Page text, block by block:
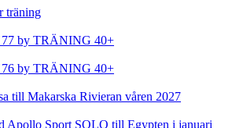
träning
by TRÄNING 40+
by TRÄNING 40+
till Makarska Rivieran våren 2027
Apollo Sport SOLO till Egypten i januari